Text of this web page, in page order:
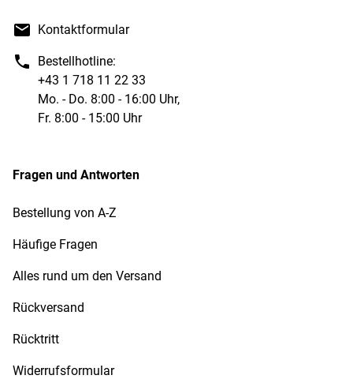
Kontaktformular
Bestellhotline:
+43 1 718 11 22 33
Mo. - Do. 8:00 - 16:00 Uhr,
Fr. 8:00 - 15:00 Uhr
Fragen und Antworten
Bestellung von A-Z
Häufige Fragen
Alles rund um den Versand
Rückversand
Rücktritt
Widerrufsformular